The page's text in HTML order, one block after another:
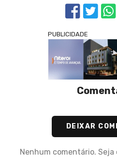
PUBLICIDADE
DEIXAR
Nenhum comentário.